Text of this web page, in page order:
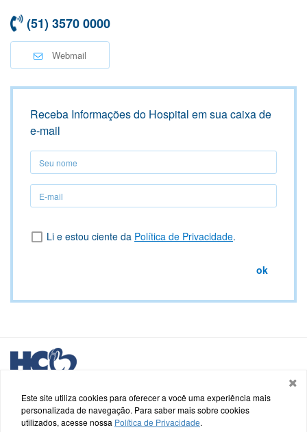
(51) 3570 0000
Webmail
Receba Informações do Hospital em sua caixa de
e-mail
Seu
nome
Seu
nome
Li e estou ciente da Política de Privacidade.
ok
Logo
HCB
Saldanha Marinho, nº 48, Centro - Cachoeira do Sul - RS
Termos de uso e Política de Privacidade
Este site utiliza cookies para oferecer a você uma experiência mais
personalizada de navegação. Para saber mais sobre cookies
utilizados, acesse nossa Política de Privacidade.